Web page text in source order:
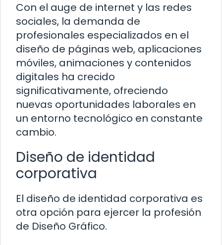
Con el auge de internet y las redes
sociales, la demanda de
profesionales especializados en el
diseño de páginas web, aplicaciones
móviles, animaciones y contenidos
digitales ha crecido
significativamente, ofreciendo
nuevas oportunidades laborales en
un entorno tecnológico en constante
cambio.
Diseño de identidad
corporativa
El diseño de identidad corporativa es
otra opción para ejercer la profesión
de Diseño Gráfico.